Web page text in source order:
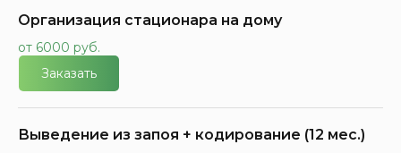
Организация стационара на дому
от 6000 руб.
Заказать
Выведение из запоя + кодирование (12 мес.)